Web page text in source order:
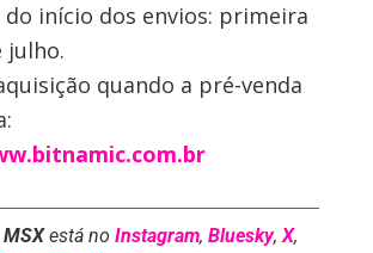
início dos envios: primeira
julho.
quando a pré-venda
MSXestá noInstagram,Bluesky,X,